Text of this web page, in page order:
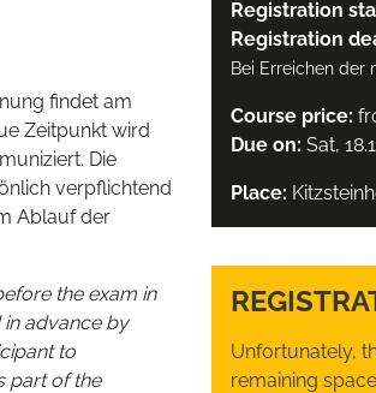
findet am
Zeitpunkt wird
Die
verpflichtend
Ablauf der
the exam in
in advance by
to
part of the
Registration
Registration
Bei Erreichen der
Course price:
Due on: Sat,
Place:
Unfortunately,
remaining